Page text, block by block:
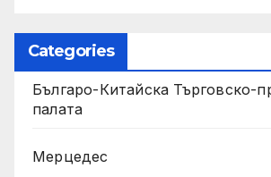
Categories
Българо-Китайска Търговско-
палaта
Мерцедес